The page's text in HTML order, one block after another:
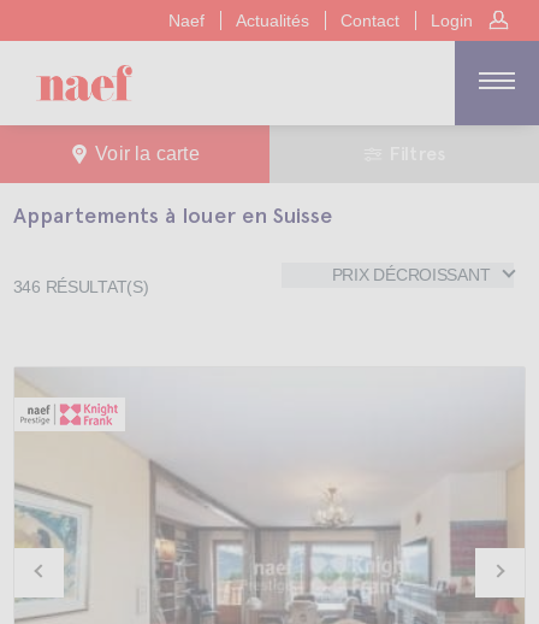
Naef Actualités Contact Login
Voir la carte
Appartements à louer en Suisse
346 RÉSULTAT(S)
PRIX DÉCROISSANT